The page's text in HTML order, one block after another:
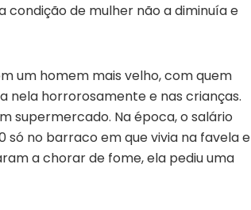
condição de mulher não a diminuía e
um homem mais velho, com quem
nela horrorosamente e nas crianças.
supermercado. Na época, o salário
só no barraco em que vivia na favela e
a chorar de fome, ela pediu uma